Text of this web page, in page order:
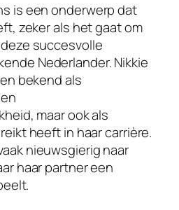
is een onderwerp dat
zeker als het gaat om
succesvolle
Nederlander. Nikkie
bekend als
maar ook als
heeft in haar carrière.
nieuwsgierig naar
haar partner een